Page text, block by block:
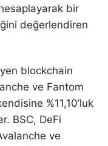
bir
değerlendiren
blockchain
ve Fantom
%11,10’luk
BSC, DeFi
ve